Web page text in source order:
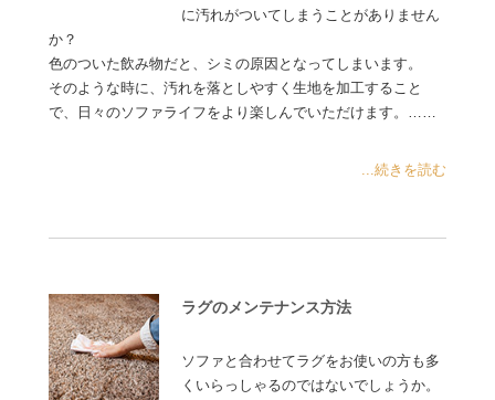
に汚れがついてしまうことがありません
か？
色のついた飲み物だと、シミの原因となってしまいます。
そのような時に、汚れを落としやすく生地を加工すること
で、日々のソファライフをより楽しんでいただけます。……
...続きを読む
ラグのメンテナンス方法
ソファと合わせてラグをお使いの方も多
くいらっしゃるのではないでしょうか。